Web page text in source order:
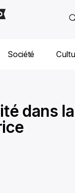
Société
dans la